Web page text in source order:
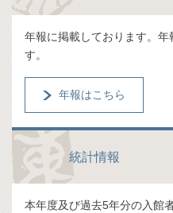
年報に掲載しております。
す。
年報はこちら
統計情報
本年度及び過去5年分の入館